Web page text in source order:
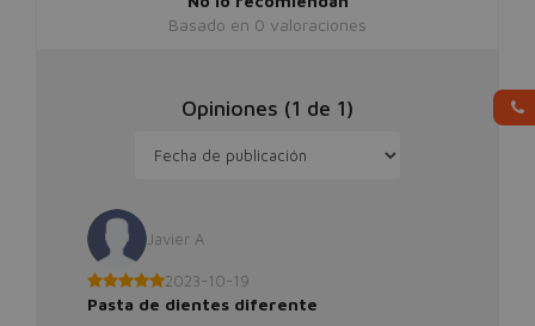
No lo recomiendan
Basado en 0 valoraciones
Opiniones ( 1 de 1)
Javier A
2023-10-19
Pasta de dientes diferente